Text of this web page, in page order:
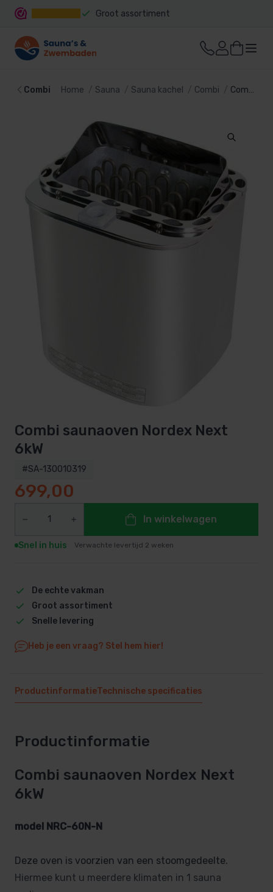
Groot assortiment
Combi Home Sauna Sauna kachel Combi Combi saunaoven Nordex Next 6kW
Combi saunaoven Nordex Next
6kW
#SA-130010319
699,00
In winkelwagen
Snel in huis Verwachte levertijd 2 weken
De echte vakman
Groot assortiment
Snelle levering
Heb je een vraag? Stel hem hier!
ProductinformatieTechnische specificaties
Productinformatie
Combi saunaoven Nordex Next
6kW
model NRC-60N-N
Deze oven is voorzien van een stoomgedeelte.
Hiermee kunt u meerdere klimaten in 1 sauna